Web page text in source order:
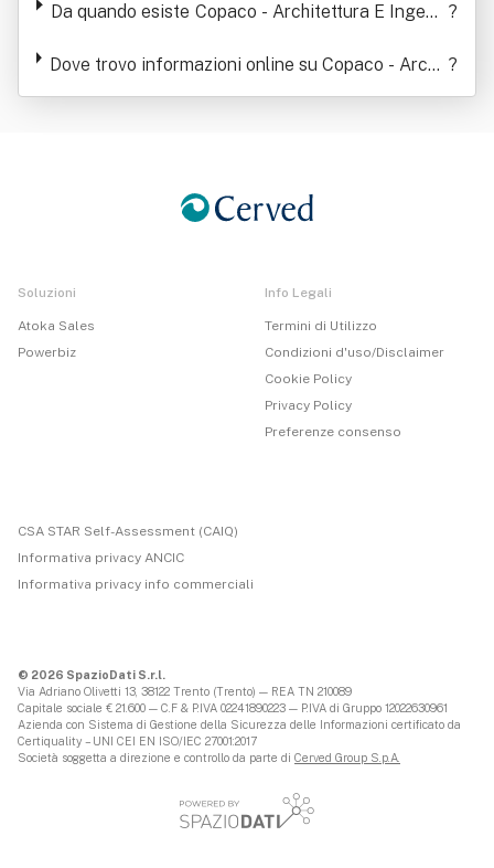
Da quando esiste Copaco - Architettura E Ingegn ?
Dove trovo informazioni online su Copaco - Archit
ettura E Ingegneria Srl Siglabile Copaco Srl
?
Soluzioni
Atoka Sales
Powerbiz
Info Legali
Termini di Utilizzo
Condizioni d'uso/Disclaimer
Cookie Policy
Privacy Policy
Preferenze consenso
CSA STAR Self-Assessment (CAIQ)
Informativa privacy ANCIC
Informativa privacy info commerciali
© 2026 SpazioDati S.r.l.
Via Adriano Olivetti 13, 38122 Trento (Trento) — REA TN 210089
Capitale sociale € 21.600 — C.F & P.IVA 02241890223 — P.IVA di Gruppo 12022630961
Azienda con Sistema di Gestione della Sicurezza delle Informazioni certificato da
Certiquality – UNI CEI EN ISO/IEC 27001:2017
Società soggetta a direzione e controllo da parte di Cerved Group S.p.A.